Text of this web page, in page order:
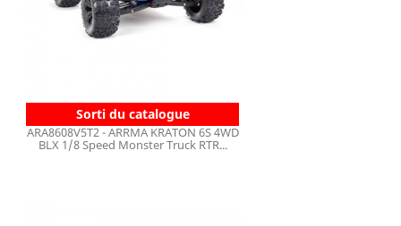
Sorti du catalogue
ARA8608V5T2 - ARRMA KRATON 6S 4WD
BLX 1/8 Speed Monster Truck RTR...